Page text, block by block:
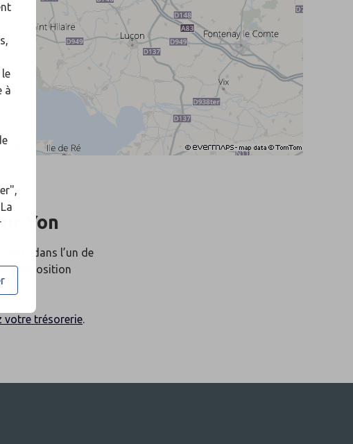
Yon
dans l’un de
disposition
votre trésorerie.
à